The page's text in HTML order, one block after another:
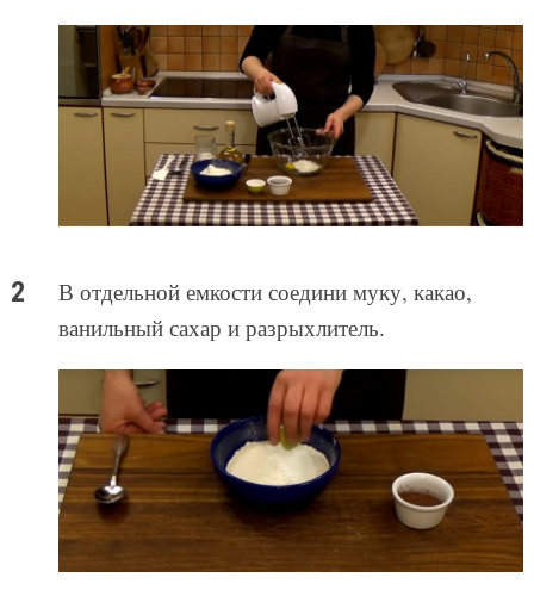
В отдельной емкости соедини муку, какао,
ванильный сахар и разрыхлитель.